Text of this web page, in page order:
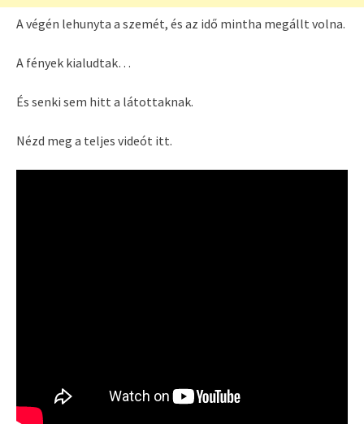
A végén lehunyta a szemét, és az idő mintha megállt volna.
A fények kialudtak…
És senki sem hitt a látottaknak.
Nézd meg a teljes videót itt.